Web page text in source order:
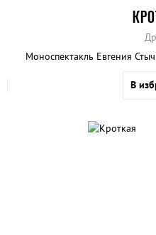
Моноспектакль Евгения
В